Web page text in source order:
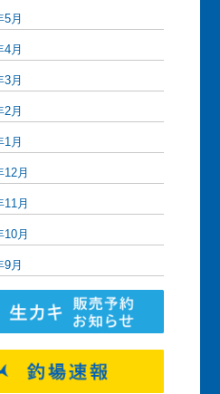
5月
4月
3月
2月
1月
12月
11月
10月
9月